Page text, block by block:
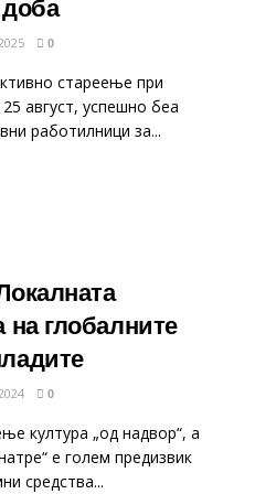
0
стареење при
август, успешно беа
работилници за...
на глобалните
0
култура „од надвор“, а
е голем предизвик
средства...